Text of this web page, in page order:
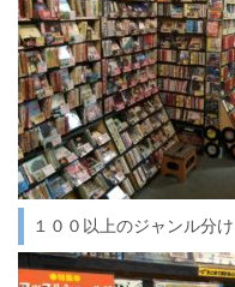
１００以上のジャンル分け